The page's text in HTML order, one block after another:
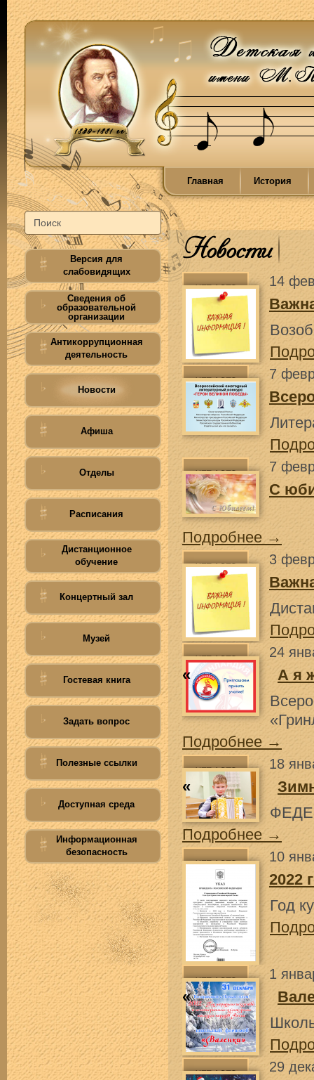
Главная История
Версия для
слабовидящих
Сведения об
образовательной
организации
Антикоррупционная
деятельность
Новости
Афиша
Отделы
Расписания
Дистанционное
обучение
Концертный зал
Музей
Гостевая книга
Задать вопрос
Полезные ссылки
Доступная среда
Информационная
безопасность
Новости
14
7
7
С
Подробнее →
3
24
«
А я
Подробнее →
18
«
Подробнее →
10
2022
Год
1
«
29